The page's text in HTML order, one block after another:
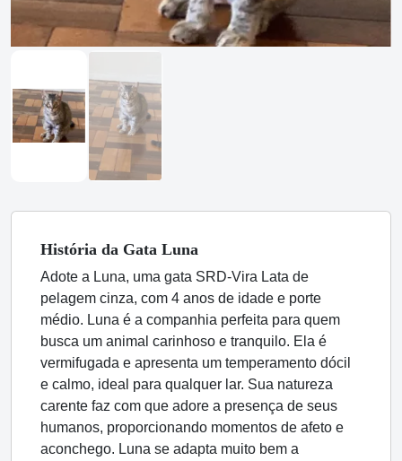
História da Gata Luna
Adote a Luna, uma gata SRD-Vira Lata de
pelagem cinza, com 4 anos de idade e porte
médio. Luna é a companhia perfeita para quem
busca um animal carinhoso e tranquilo. Ela é
vermifugada e apresenta um temperamento dócil
e calmo, ideal para qualquer lar. Sua natureza
carente faz com que adore a presença de seus
humanos, proporcionando momentos de afeto e
aconchego. Luna se adapta muito bem a